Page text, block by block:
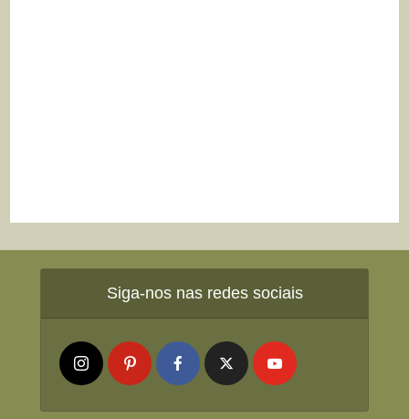
Siga-nos nas redes sociais